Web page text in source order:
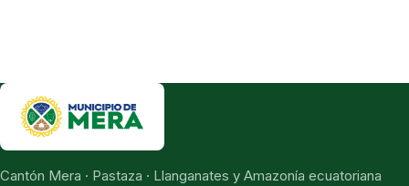
Cantón Mera · Pastaza · Llanganates y Amazonía ecuatoriana